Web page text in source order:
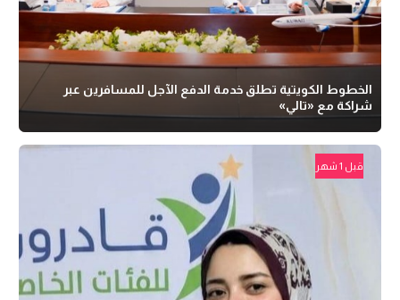
الخطوط الكويتية تطلق خدمة الدفع الآجل للمسافرين عبر
شراكة مع «تالي»
قبل 1 شهر